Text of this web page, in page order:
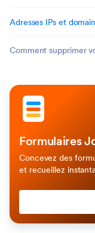
Adresses IPs et
Comment supprimer
Formulaires
Concevez des
et recueillez